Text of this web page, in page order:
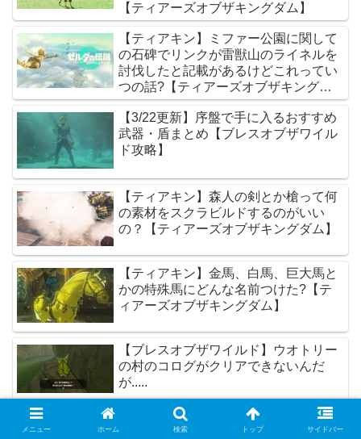
【ティアーズオブザキングダム】
【ティアキン】ミファー公園に関して
の石碑でリンクが雷獣山のライネルを
討伐したと記載があるけどこれってい
つの話?【ティアーズオブザキングダ
ム】
【3/22更新】序盤で手に入るおすすめ
武器・盾まとめ【ブレスオブザワイル
ド攻略】
【ティアキン】森人の剣とか槍って何
の素材をスクラビルドするのがいい
の？【ティアーズオブザキングダム】
【ティアキン】金馬、白馬、巨大馬と
かの特殊馬にどんな名前つけた?【テ
ィアーズオブザキングダム】
【ブレスオブザワイルド】ウオトリー
の村のコログがクリアできないんだ
が.....
【ティアキン】みんなは金馬にどんな
メニュー ホーム 検索 トップ サイドバー